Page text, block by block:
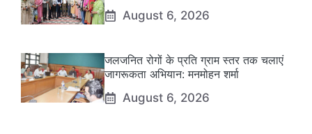
August 6, 2026
जलजनित रोगों के प्रति ग्राम स्तर तक चलाएं
जागरूकता अभियान: मनमोहन शर्मा
August 6, 2026